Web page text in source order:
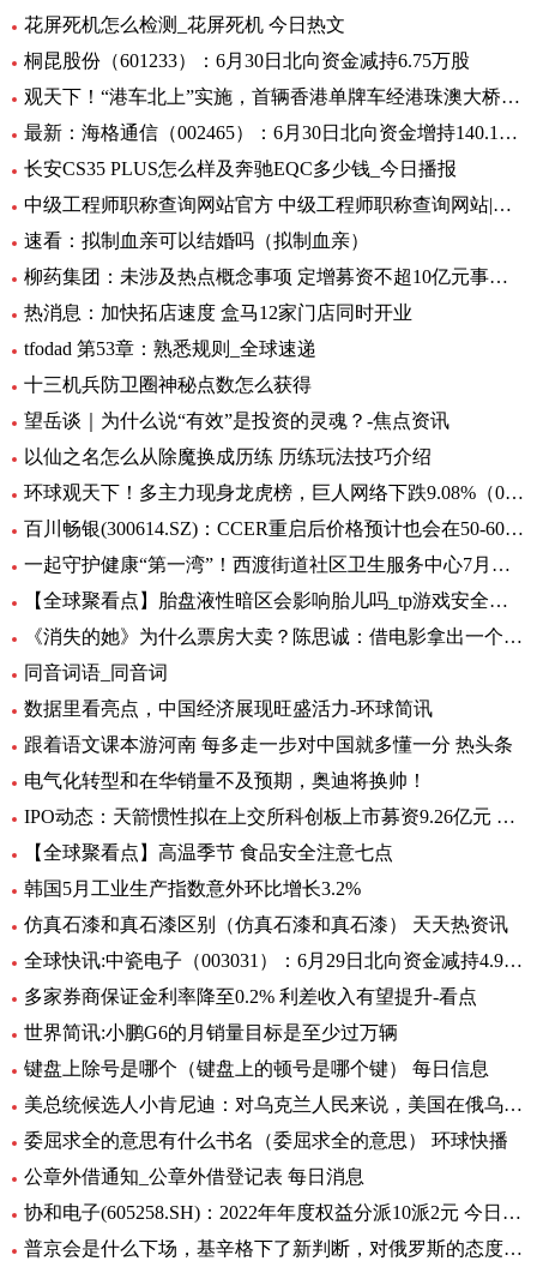
花屏死机怎么检测_花屏死机 今日热文
桐昆股份（601233）：6月30日北向资金减持6.75万股
观天下！“港车北上”实施，首辆香港单牌车经港珠澳大桥入粤
最新：海格通信（002465）：6月30日北向资金增持140.12万股
长安CS35 PLUS怎么样及奔驰EQC多少钱_今日播报
中级工程师职称查询网站官方 中级工程师职称查询网站|世界今日讯
速看：拟制血亲可以结婚吗（拟制血亲）
柳药集团：未涉及热点概念事项 定增募资不超10亿元事项目前处于审核阶段 环球速看
热消息：加快拓店速度 盒马12家门店同时开业
tfodad 第53章：熟悉规则_全球速递
十三机兵防卫圈神秘点数怎么获得
望岳谈｜为什么说“有效”是投资的灵魂？-焦点资讯
以仙之名怎么从除魔换成历练 历练玩法技巧介绍
环球观天下！多主力现身龙虎榜，巨人网络下跌9.08%（06-30）
百川畅银(300614.SZ)：CCER重启后价格预计也会在50-60元/吨左右
一起守护健康“第一湾”！西渡街道社区卫生服务中心7月专病门诊一览表出炉_环球滚动
【全球聚看点】胎盘液性暗区会影响胎儿吗_tp游戏安全中心
《消失的她》为什么票房大卖？陈思诚：借电影拿出一个生活的剖面
同音词语_同音词
数据里看亮点，中国经济展现旺盛活力-环球简讯
跟着语文课本游河南 每多走一步对中国就多懂一分 热头条
电气化转型和在华销量不及预期，奥迪将换帅！
IPO动态：天箭惯性拟在上交所科创板上市募资9.26亿元 全球新动态
【全球聚看点】高温季节 食品安全注意七点
韩国5月工业生产指数意外环比增长3.2%
仿真石漆和真石漆区别（仿真石漆和真石漆） 天天热资讯
全球快讯:中瓷电子（003031）：6月29日北向资金减持4.95万股
多家券商保证金利率降至0.2% 利差收入有望提升-看点
世界简讯:小鹏G6的月销量目标是至少过万辆
键盘上除号是哪个（键盘上的顿号是哪个键） 每日信息
美总统候选人小肯尼迪：对乌克兰人民来说，美国在俄乌中扮演的角色很糟糕
委屈求全的意思有什么书名（委屈求全的意思） 环球快播
公章外借通知_公章外借登记表 每日消息
协和电子(605258.SH)：2022年年度权益分派10派2元 今日热议
普京会是什么下场，基辛格下了新判断，对俄罗斯的态度完全变了！|全球时快讯